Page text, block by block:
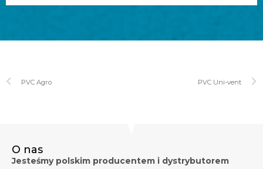
PVC Agro PVC Uni-vent
O nas
Jesteśmy polskim producentem i dystrybutorem